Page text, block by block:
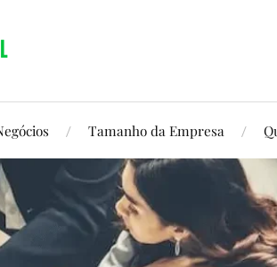
Tamanho da Empresa